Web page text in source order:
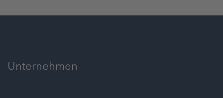
Unternehmen